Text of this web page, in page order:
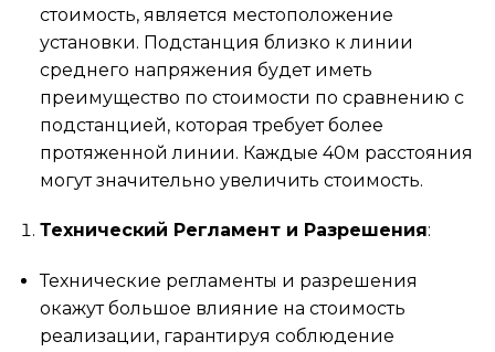
стоимость, является местоположение
установки. Подстанция близко к линии
среднего напряжения будет иметь
преимущество по стоимости по сравнению с
подстанцией, которая требует более
протяженной линии. Каждые 40м расстояния
могут значительно увеличить стоимость.
Технический Регламент и Разрешения:
Технические регламенты и разрешения
окажут большое влияние на стоимость
реализации, гарантируя соблюдение